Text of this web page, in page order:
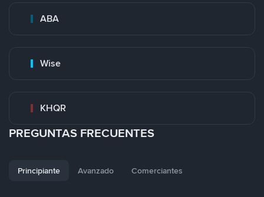
ABA
Wise
KHQR
PREGUNTAS FRECUENTES
Principiante Avanzado Comerciantes